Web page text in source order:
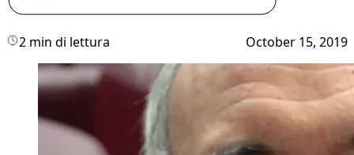
2 min di lettura October 15, 2019